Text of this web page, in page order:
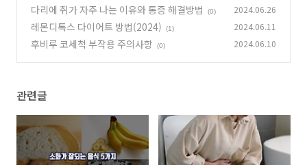
다리에 쥐가 자주 나는 이유와 통증 해결방법 (0) 2024.06.26
레몬디톡스 다이어트 방법(2024) (1) 2024.06.11
후비루 코세척 부작용 주의사항 (0) 2024.06.10
관련글